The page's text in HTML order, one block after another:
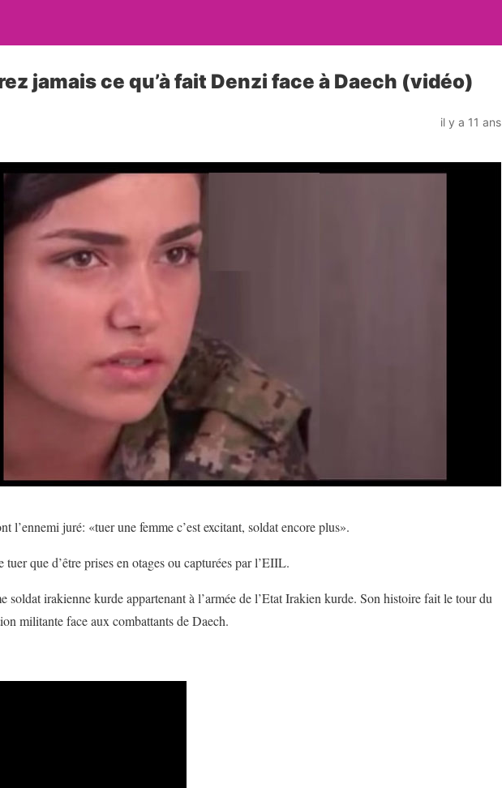
jamais ce qu’à fait Denzi face à Daech (vidéo)
il y a 11 ans
l’ennemi juré: «tuer une femme c’est excitant, soldat encore plus».
que d’être prises en otages ou capturées par l’EIIL.
soldat irakienne kurde appartenant à l’armée de l’Etat Irakien kurde. Son histoire fait le tour du
militante face aux combattants de Daech.